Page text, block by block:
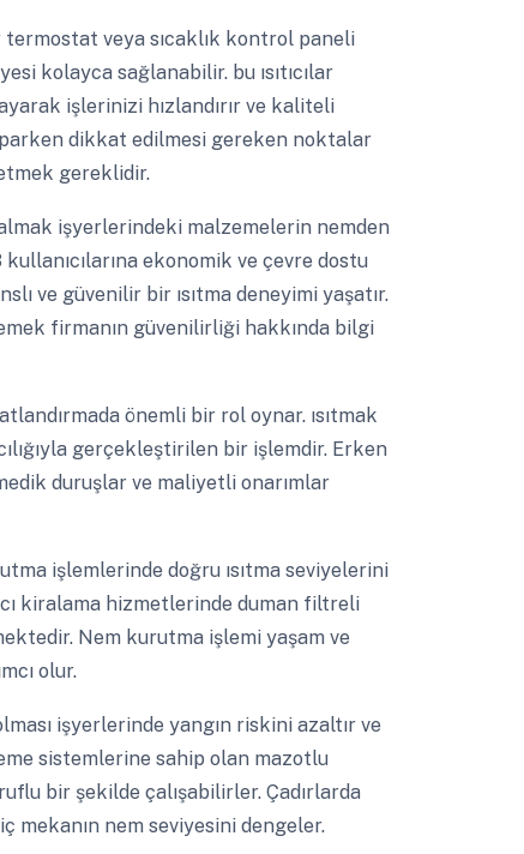
veya sıcaklık kontrol paneli
kolayca sağlanabilir. bu ısıtıcılar
işlerinizi hızlandırır ve kaliteli
dikkat edilmesi gereken noktalar
gereklidir.
işyerlerindeki malzemelerin nemden
ekonomik ve çevre dostu
ve güvenilir bir ısıtma deneyimi yaşatır.
firmanın güvenilirliği hakkında bilgi
önemli bir rol oynar. ısıtmak
gerçekleştirilen bir işlemdir. Erken
duruşlar ve maliyetli onarımlar
işlemlerinde doğru ısıtma seviyelerini
kiralama hizmetlerinde duman filtreli
Nem kurutma işlemi yaşam ve
olur.
işyerlerinde yangın riskini azaltır ve
sistemlerine sahip olan mazotlu
bir şekilde çalışabilirler. Çadırlarda
mekanın nem seviyesini dengeler.